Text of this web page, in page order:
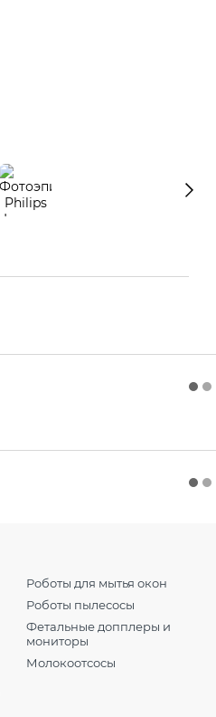
Роботы для мытья окон
Роботы пылесосы
Фетальные допплеры и
мониторы
Молокоотсосы